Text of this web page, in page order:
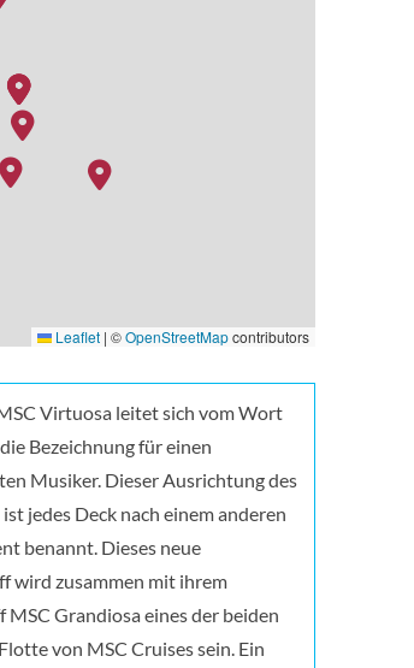
Leaflet | ©OpenStreetMapcontributors
Virtuosa leitet sich vom Wort
Bezeichnung für einen
Musiker. Dieser Ausrichtung des
jedes Deck nach einem anderen
benannt. Dieses neue
wird zusammen mit ihrem
MSC Grandiosa eines der beiden
von MSC Cruises sein. Ein